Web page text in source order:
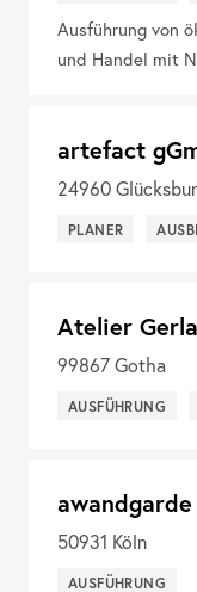
Ausführung von
und Handel mit
artefact
24960
PLANER
Atelier
99867Gotha
AUSFÜHRUNG
awandgarde
50931 Köln
AUSFÜHRUNG